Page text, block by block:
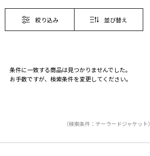
絞り込み 並び替え
条件に一致する商品は見つかりませんでした。
お手数ですが、検索条件を変更してください。
（検索条件：テーラードジャケット）